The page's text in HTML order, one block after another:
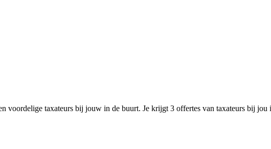
taxateurs bij jouw in de buurt. Je krijgt 3 offertes van taxateurs bij jou